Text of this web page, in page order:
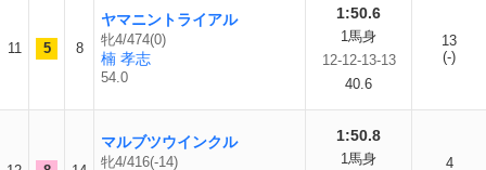
11 5 8
ヤマニントライアル
牝4/474(0)
楠 孝志
54.0
1:50.6
1馬身
12-12-13-13
40.6
13
(-)
マルブツウインクル
牝4/416(-14)
1:50.8
1馬身
4